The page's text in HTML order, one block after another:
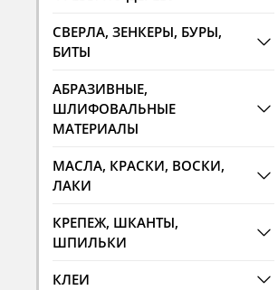
СВЕРЛА, ЗЕНКЕРЫ, БУРЫ,
БИТЫ
АБРАЗИВНЫЕ,
ШЛИФОВАЛЬНЫЕ
МАТЕРИАЛЫ
МАСЛА, КРАСКИ, ВОСКИ,
ЛАКИ
КРЕПЕЖ, ШКАНТЫ,
ШПИЛЬКИ
КЛЕИ